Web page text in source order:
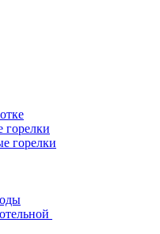
горелки